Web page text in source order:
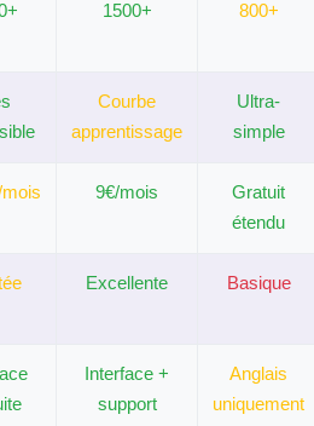
1500+ 800+
Courbe
apprentissage
Ultra-
simple
9€/mois
Gratuit
étendu
Excellente Basique
Interface +
support
Anglais
uniquement